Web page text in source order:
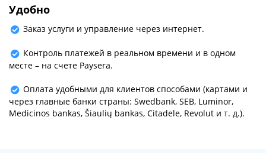
Удобно
Заказ услуги и управление через интернет.
Контроль платежей в реальном времени и в одном
месте – на счете Paysera.
Оплата удобными для клиентов способами (картами и
через главные банки страны: Swedbank, SEB, Luminor,
Medicinos bankas, Šiaulių bankas, Citadele, Revolut и т. д.).